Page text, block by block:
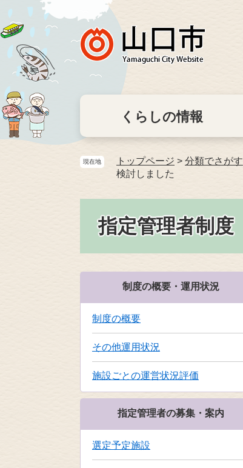
くらしの情報
現在地 トップページ > 分類でさがす
検討しました
指定管理者制度
制度の概要・運用状況
制度の概要
その他運用状況
施設ごとの運営状況評価
指定管理者の募集・案内
選定予定施設